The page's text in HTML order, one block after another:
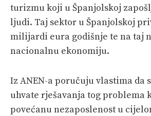
turizmu koji u Španjolskoj
ljudi. Taj sektor u Španjolskoj
milijardi eura godišnje te na taj
nacionalnu ekonomiju.
Iz ANEN-a poručuju vlastima da
uhvate rješavanja tog problema
povećanu nezaposlenost u